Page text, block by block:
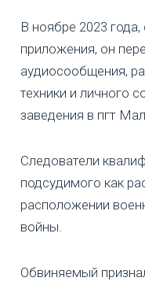
В ноябре 2023
приложения, он
аудиосообщения,
техники и личного
заведения в пгт
Следователи
подсудимого как
расположении
войны.
Обвиняемый